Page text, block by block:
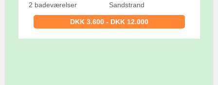
2 badeværelser
Sandstrand
DKK 3.600 - DKK 12.000